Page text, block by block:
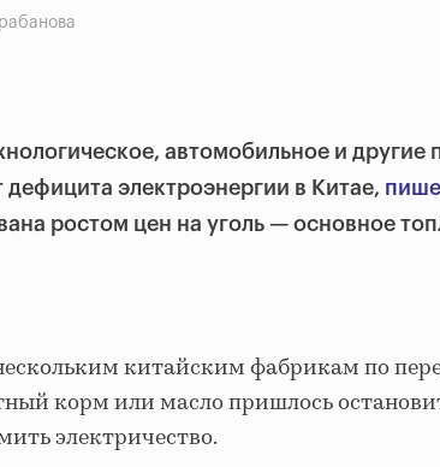
автомобильное и другие
дефицита электроэнергии в Китае,
ростом цен на уголь — основное
китайским фабрикам по
корм или масло пришлось
электричество.